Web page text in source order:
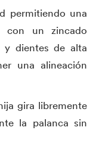
permitiendo una
con un zincado
y dientes de alta
una alineación
gira libremente
la palanca sin